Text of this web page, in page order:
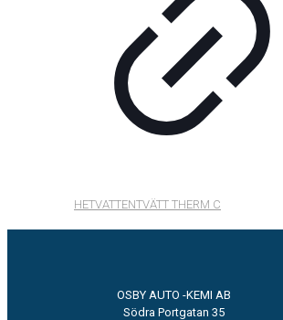
HETVATTENTVÄTT THERM C
OSBY AUTO -KEMI AB
Södra Portgatan 35